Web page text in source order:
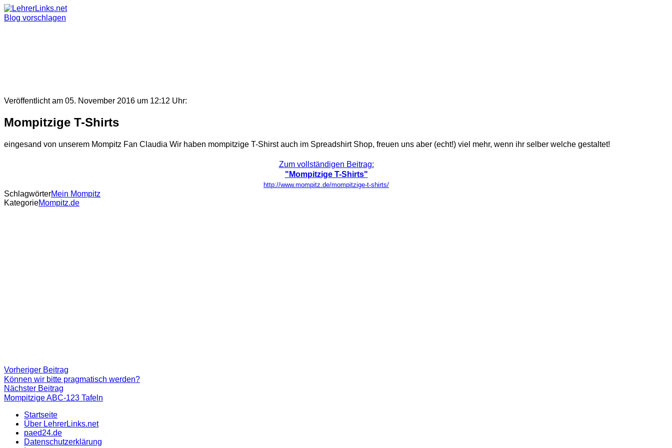
Skip
to
Blog vorschlagen
Veröffentlicht am 05. November 2016 um 12:12 Uhr:
Mompitzige T-Shirts
eingesand von unserem Mompitz Fan Claudia Wir haben mompitzige T-Shirst auch im Spreadshirt Shop, freuen uns aber (echt!) viel mehr, wenn ihr selber welche gestaltet!
Zum vollständigen Beitrag:
"Mompitzige T-Shirts"
http://www.mompitz.de/mompitzige-t-shirts/
SchlagwörterMein Mompitz
KategorieMompitz.de
Beitragsnavigation
Vorheriger Beitrag
Beitrag:
Können wir bitte pragmatisch werden?
Nächster Beitrag
Beitrag
Mompitzige ABC-123 Tafeln
Startseite
Über LehrerLinks.net
paed24.de
Datenschutzerklärung